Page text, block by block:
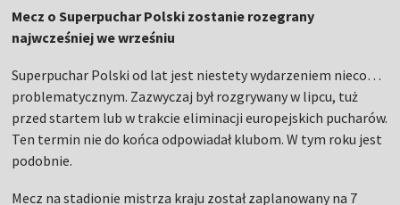
Mecz o Superpuchar Polski zostanie rozegrany
najwcześniej we wrześniu
Superpuchar Polski od lat jest niestety wydarzeniem nieco…
problematycznym. Zazwyczaj był rozgrywany w lipcu, tuż
przed startem lub w trakcie eliminacji europejskich pucharów.
Ten termin nie do końca odpowiadał klubom. W tym roku jest
podobnie.
Mecz na stadionie mistrza kraju został zaplanowany na 7